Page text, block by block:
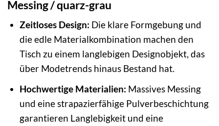
Messing / quarz-grau
Zeitloses Design: Die klare Formgebung und
die edle Materialkombination machen den
Tisch zu einem langlebigen Designobjekt, das
über Modetrends hinaus Bestand hat.
Hochwertige Materialien: Massives Messing
und eine strapazierfähige Pulverbeschichtung
garantieren Langlebigkeit und eine